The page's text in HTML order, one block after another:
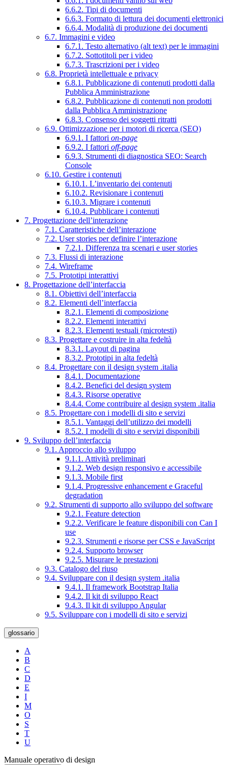
6.6.2. Tipi di documenti
6.6.3. Formato di lettura dei documenti elettronici
6.6.4. Modalità di produzione dei documenti
6.7. Immagini e video
6.7.1. Testo alternativo (alt text) per le immagini
6.7.2. Sottotitoli per i video
6.7.3. Trascrizioni per i video
6.8. Proprietà intellettuale e privacy
6.8.1. Pubblicazione di contenuti prodotti dalla
Pubblica Amministrazione
6.8.2. Pubblicazione di contenuti non prodotti
dalla Pubblica Amministrazione
6.8.3. Consenso dei soggetti ritratti
6.9. Ottimizzazione per i motori di ricerca (SEO)
6.9.1. I fattori on-page
6.9.2. I fattori off-page
6.9.3. Strumenti di diagnostica SEO: Search
Console
6.10. Gestire i contenuti
6.10.1. L’inventario dei contenuti
6.10.2. Revisionare i contenuti
6.10.3. Migrare i contenuti
6.10.4. Pubblicare i contenuti
7. Progettazione dell’interazione
7.1. Caratteristiche dell’interazione
7.2. User stories per definire l’interazione
7.2.1. Differenza tra scenari e user stories
7.3. Flussi di interazione
7.4. Wireframe
7.5. Prototipi interattivi
8. Progettazione dell’interfaccia
8.1. Obiettivi dell’interfaccia
8.2. Elementi dell’interfaccia
8.2.1. Elementi di composizione
8.2.2. Elementi interattivi
8.2.3. Elementi testuali (microtesti)
8.3. Progettare e costruire in alta fedeltà
8.3.1. Layout di pagina
8.3.2. Prototipi in alta fedeltà
8.4. Progettare con il design system .italia
8.4.1. Documentazione
8.4.2. Benefici del design system
8.4.3. Risorse operative
8.4.4. Come contribuire al design system .italia
8.5. Progettare con i modelli di sito e servizi
8.5.1. Vantaggi dell’utilizzo dei modelli
8.5.2. I modelli di sito e servizi disponibili
9. Sviluppo dell’interfaccia
9.1. Approccio allo sviluppo
9.1.1. Attività preliminari
9.1.2. Web design responsivo e accessibile
9.1.3. Mobile first
9.1.4. Progressive enhancement e Graceful
degradation
9.2. Strumenti di supporto allo sviluppo del software
9.2.1. Feature detection
9.2.2. Verificare le feature disponibili con Can I
use
9.2.3. Strumenti e risorse per CSS e JavaScript
9.2.4. Supporto browser
9.2.5. Misurare le prestazioni
9.3. Catalogo del riuso
9.4. Sviluppare con il design system .italia
9.4.1. Il framework Bootstrap Italia
9.4.2. Il kit di sviluppo React
9.4.3. Il kit di sviluppo Angular
9.5. Sviluppare con i modelli di sito e servizi
glossario
A
B
C
D
E
I
M
O
S
T
U
Manuale operativo di design